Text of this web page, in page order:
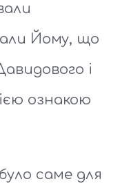
Йому, що
і
ознакою
саме для